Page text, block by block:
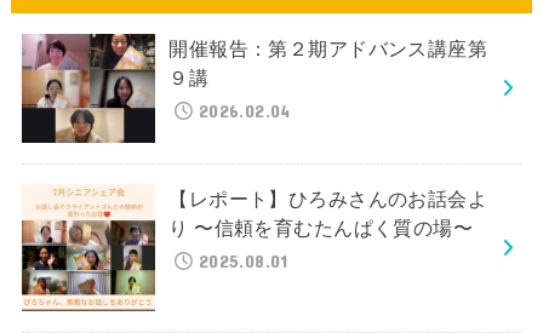
開催報告：第２期アドバンス講座第
９講
2026.02.04
【レポート】ひろみさんのお話会よ
り 〜信頼を育むたんぱく質の場〜
2025.08.01